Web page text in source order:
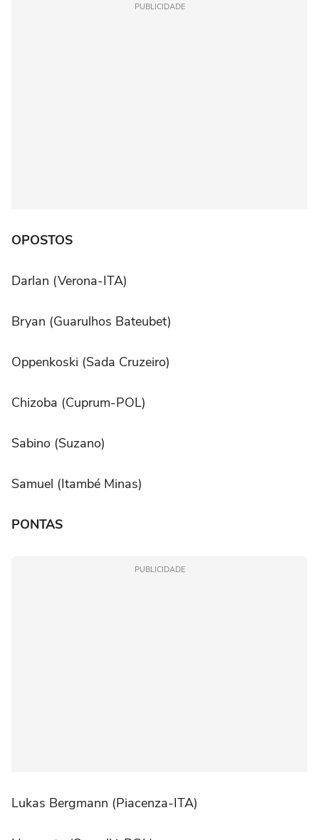
PUBLICIDADE
OPOSTOS
Darlan (Verona-ITA)
Bryan (Guarulhos Bateubet)
Oppenkoski (Sada Cruzeiro)
Chizoba (Cuprum-POL)
Sabino (Suzano)
Samuel (Itambé Minas)
PONTAS
PUBLICIDADE
Lukas Bergmann (Piacenza-ITA)